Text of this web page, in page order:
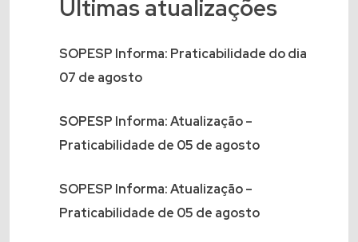
Últimas atualizações
SOPESP Informa: Praticabilidade do dia
07 de agosto
SOPESP Informa: Atualização –
Praticabilidade de 05 de agosto
SOPESP Informa: Atualização –
Praticabilidade de 05 de agosto